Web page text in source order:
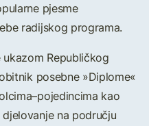
pjesme
radijskog programa.
Republičkog
posebne »Diplome«
kao
na području